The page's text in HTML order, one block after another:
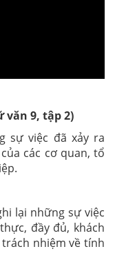
văn 9, tập 2)
sự việc đã xảy ra
các cơ quan, tổ
lại những sự việc
đầy đủ, khách
nhiệm về tính